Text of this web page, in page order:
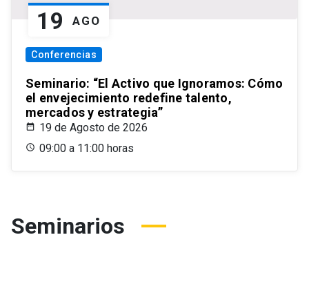
19 AGO
Conferencias
Seminario: “El Activo que Ignoramos: Cómo
el envejecimiento redefine talento,
mercados y estrategia”
19 de Agosto de 2026
09:00 a 11:00 horas
Seminarios